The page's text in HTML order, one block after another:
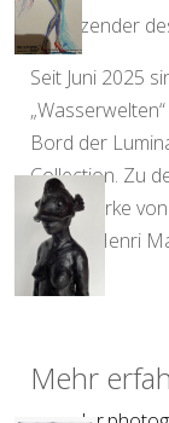
Vorsitzender
Seit Juni 2025
Bord der
Collection. Zu
auch Werke
Calder, Henri
Warhol.
Mehr